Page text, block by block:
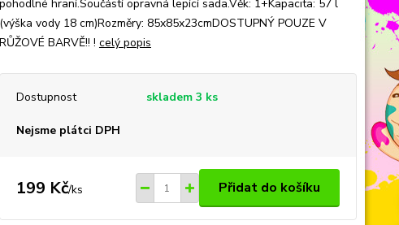
pohodlné hraní.Součástí opravná lepící sada.Věk: 1+Kapacita: 57 l
(výška vody 18 cm)Rozměry: 85x85x23cmDOSTUPNÝ POUZE V
RŮŽOVÉ BARVĚ!! ! celý popis
Dostupnost skladem 3 ks
Nejsme plátci DPH
199 Kč/ks Přidat do košíku